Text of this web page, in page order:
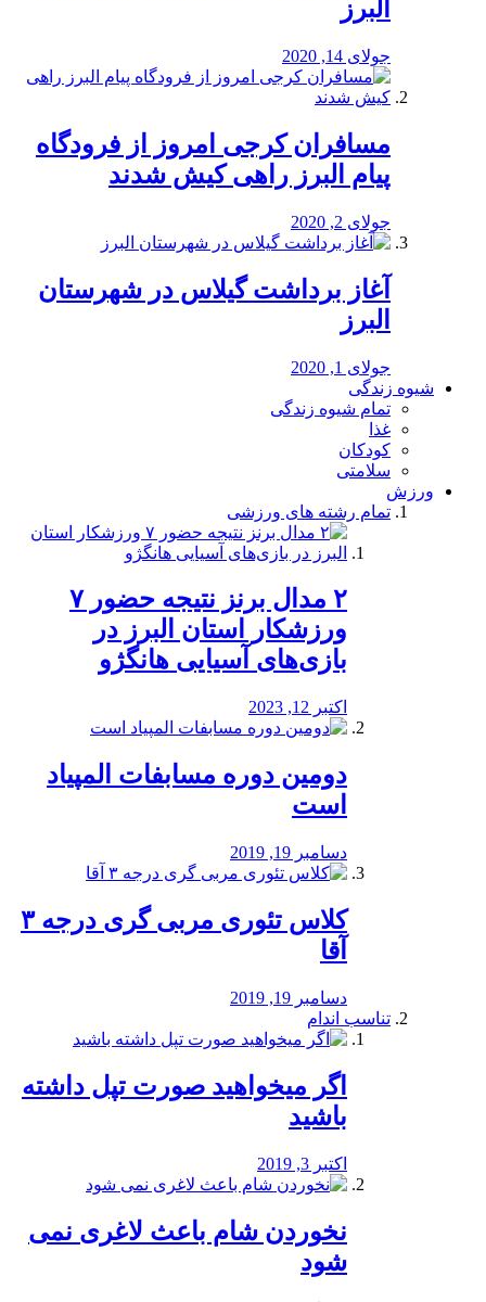
البرز
جولای 14, 2020
مسافران کرجی امروز از فرودگاه
پیام البرز راهی کیش شدند
جولای 2, 2020
آغاز برداشت گیلاس در شهرستان
البرز
جولای 1, 2020
شیوه زندگی
تمام شیوه زندگی
غذا
کودکان
سلامتی
ورزش
تمام رشته های ورزشی
۲ مدال برنز نتیجه حضور ۷
ورزشکار استان البرز در
بازی‌های آسیایی هانگژو
اکتبر 12, 2023
دومین دوره مسابفات المپیاد
است
دسامبر 19, 2019
کلاس تئوری مربی گری درجه ۳
آقا
دسامبر 19, 2019
تناسب اندام
اگر میخواهید صورت تپل داشته
باشید
اکتبر 3, 2019
نخوردن شام باعث لاغری نمی
‌شود